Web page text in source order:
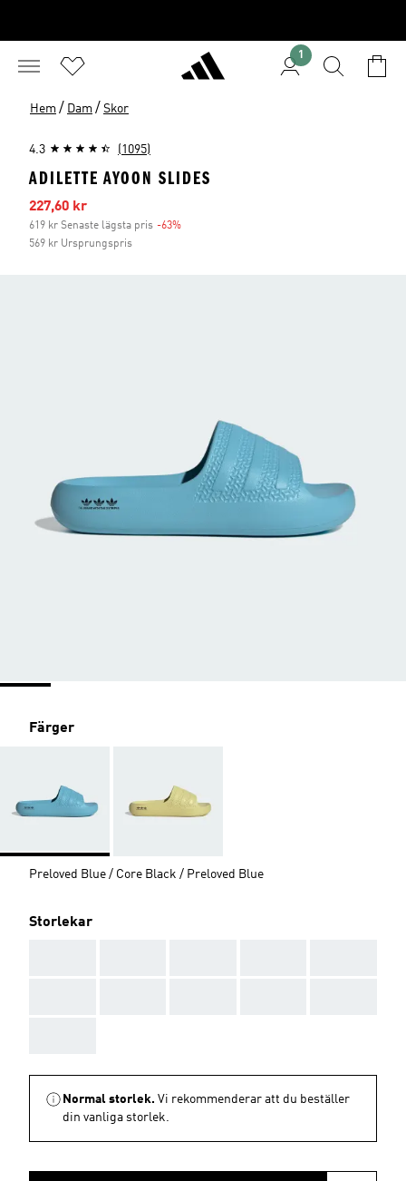
1
Hem / Dam / Skor
4.3 (1095)
ADILETTE AYOON SLIDES
Reapris
227,60 kr
619 kr Senaste lägsta pris -63%
569 kr Ursprungspris
Färger
Preloved Blue / Core Black / Preloved Blue
Storlekar
Normal storlek. Vi rekommenderar att du beställer
din vanliga storlek.